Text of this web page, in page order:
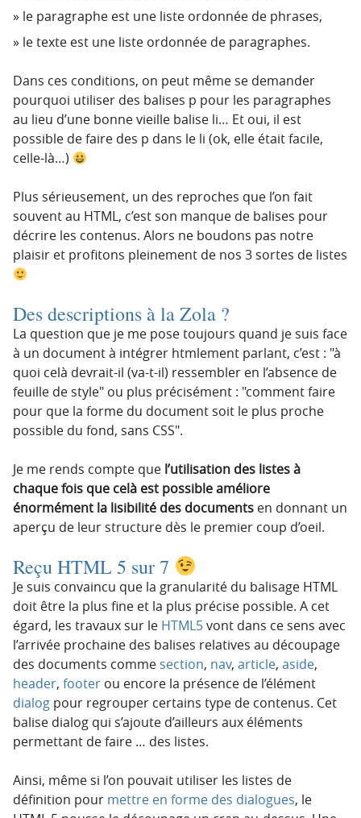
le paragraphe est une liste ordonnée de phrases,
le texte est une liste ordonnée de paragraphes.
Dans ces conditions, on peut même se demander
pourquoi utiliser des balises p pour les paragraphes
au lieu d’une bonne vieille balise li… Et oui, il est
possible de faire des p dans le li (ok, elle était facile,
celle-là…)
Plus sérieusement, un des reproches que l’on fait
souvent au HTML, c’est son manque de balises pour
décrire les contenus. Alors ne boudons pas notre
plaisir et profitons pleinement de nos 3 sortes de listes
Des descriptions à la Zola ?
La question que je me pose toujours quand je suis face
à un document à intégrer htmlement parlant, c’est : à
quoi celà devrait-il (va-t-il) ressembler en l’absence de
feuille de style ou plus précisément : comment faire
pour que la forme du document soit le plus proche
possible du fond, sans CSS .
Je me rends compte que l’utilisation des listes à
chaque fois que celà est possible améliore
énormément la lisibilité des documents en donnant un
aperçu de leur structure dès le premier coup d’oeil.
Reçu HTML 5 sur 7
Je suis convaincu que la granularité du balisage HTML
doit être la plus fine et la plus précise possible. A cet
égard, les travaux sur le HTML5vont dans ce sens avec
l’arrivée prochaine des balises relatives au découpage
des documents comme section, nav, article, aside,
header, footer ou encore la présence de l’élément
dialog pour regrouper certains type de contenus. Cet
balise dialog qui s’ajoute d’ailleurs aux éléments
permettant de faire … des listes.
Ainsi, même si l’on pouvait utiliser les listes de
définition pour mettre en forme des dialogues, le